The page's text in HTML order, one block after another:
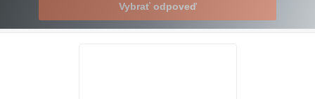
Vybrať odpoveď